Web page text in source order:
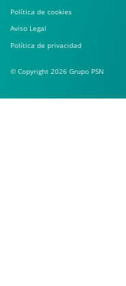
Política de cookies
Aviso Legal
Política de privacidad
© Copyright 2026 Grupo PSN